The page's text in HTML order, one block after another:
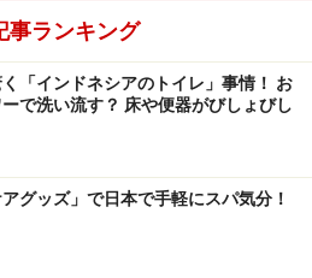
ファー料金、1日3食、ボートフ
（ノンサーファー料金、3食付
港からスピードボートで約1時
事ランキング
く「インドネシアのトイレ」事情！ お
で洗い流す？ 床や便器がびしょびし
アグッズ」で日本で手軽にスパ気分！